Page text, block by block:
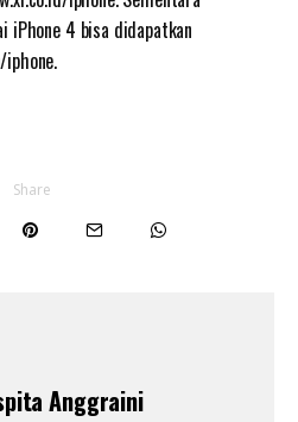
iPhone 4 bisa didapatkan
iphone.
Share
Anggraini